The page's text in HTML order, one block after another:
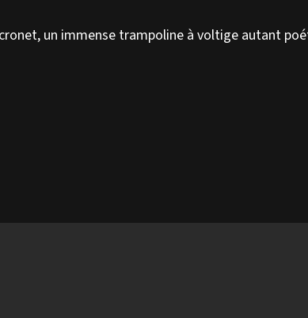
un immense trampoline à voltige autant